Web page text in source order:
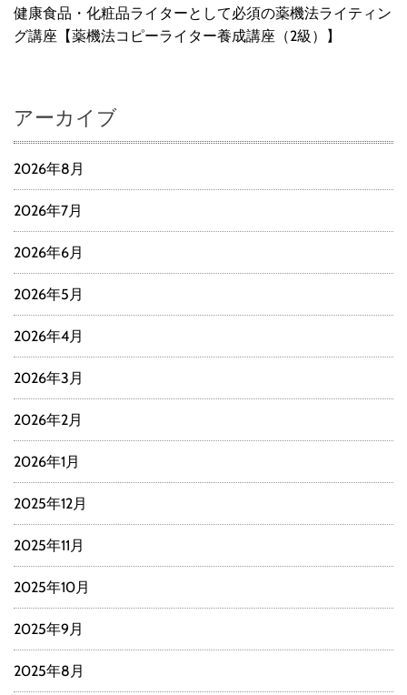
健康食品・化粧品ライターとして必須の薬機法ライティン
グ講座【薬機法コピーライター養成講座（2級）】
アーカイブ
2026年8月
2026年7月
2026年6月
2026年5月
2026年4月
2026年3月
2026年2月
2026年1月
2025年12月
2025年11月
2025年10月
2025年9月
2025年8月